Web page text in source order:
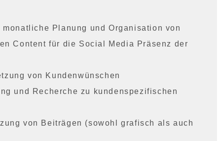
Planung und Organisation von
Content für die Social Media Präsenz der
von Kundenwünschen
und Recherche zu kundenspezifischen
von Beiträgen (sowohl grafisch als auch